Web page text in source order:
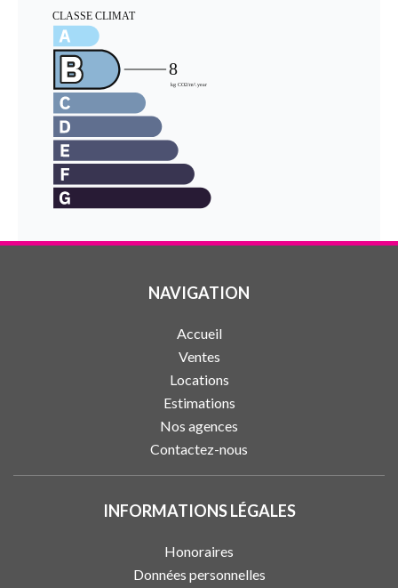
NAVIGATION
Accueil
Ventes
Locations
Estimations
Nos agences
Contactez-nous
INFORMATIONS LÉGALES
Honoraires
Données personnelles